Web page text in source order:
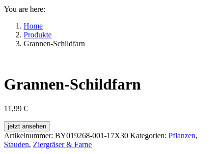
You are here:
Home
Produkte
Grannen-Schildfarn
Grannen-Schildfarn
11,99 €
jetzt ansehen
Artikelnummer: BY019268-001-17X30 Kategorien: Pflanzen,
Stauden, Ziergräser & Farne